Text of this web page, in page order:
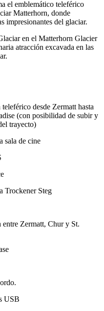
el emblemático teleférico
Matterhorn, donde
impresionantes del glaciar.
en el Matterhorn Glacier
atracción excavada en las
desde Zermatt hasta
(con posibilidad de subir y
trayecto)
sala de cine
Trockener Steg
entre Zermatt, Chur y St.
USB